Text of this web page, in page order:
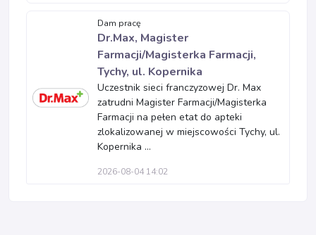
Dam pracę
Dr.Max, Magister
Farmacji/Magisterka Farmacji,
Tychy, ul. Kopernika
Uczestnik sieci franczyzowej Dr. Max
zatrudni Magister Farmacji/Magisterka
Farmacji na pełen etat do apteki
zlokalizowanej w miejscowości Tychy, ul.
Kopernika ...
2026-08-04 14:02